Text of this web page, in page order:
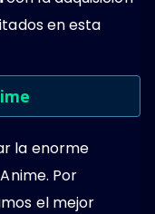
en esta
la enorme
Por
el mejor